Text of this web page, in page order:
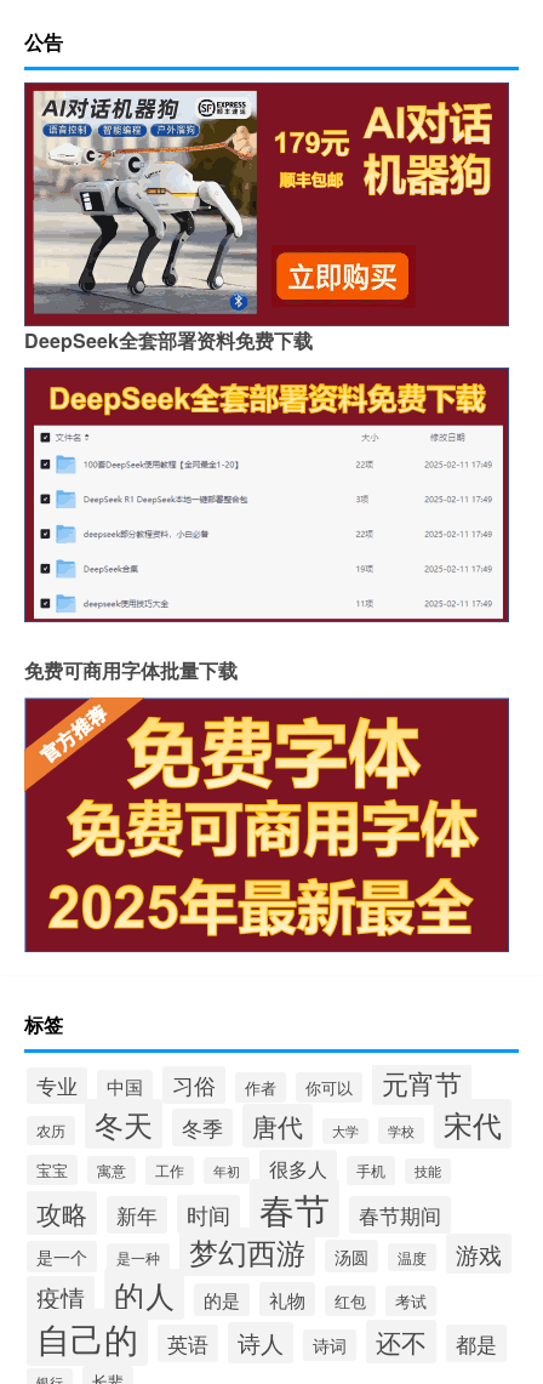
公告
DeepSeek全套部署资料免费下载
免费可商用字体批量下载
标签
专业 中国 习俗 作者 你可以 元宵节
农历 冬天 冬季 唐代 大学 学校 宋代
宝宝 寓意 工作 年初 很多人 手机 技能
攻略 新年 时间 春节 春节期间
是一个 是一种 梦幻西游 汤圆 温度 游戏
疫情 的人 的是 礼物 红包 考试
自己的 英语 诗人 诗词 还不 都是